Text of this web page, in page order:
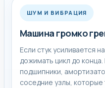
ШУМ И ВИБРАЦИЯ
Машина громко
Если стук усиливается
дожимать цикл до
подшипники,
соседние узлы,